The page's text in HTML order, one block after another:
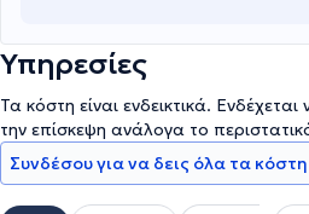
Υπηρεσίες
Τα κόστη είναι ενδεικτικά.
την επίσκεψη ανάλογα το
Συνδέσου για να δεις όλα τα κόστη